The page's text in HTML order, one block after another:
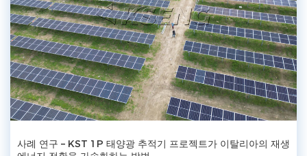
실버로 제공 • EU 빠른 배송 - 유럽 창고에 즉시 출고 가능한 재고 보유 •
선택 가능한 숨겨진 배수 시스템 - 깔끔하고 우아한 외관을 보장 • 모듈형
디자인 - 1대 또는 다중 차량 레이아웃에 유연하게 적용 가능 • 빠른 설치 -
컴팩트하고 사전 조립된 구성 요소로 인건비 절감 제품에 대해 더 알아보
기: https://www.xmkseng.com/solar-carport_c3
사례 연구 – KST 1P 태양광 추적기 프로젝트가 이탈리아의 재생